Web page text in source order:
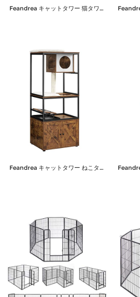
Feandrea キャットタワー 猫タワー 麻紐 下部に爪とぎボード用意 子猫 シニアも遊べる 段差あり NPCT60M
Feandrea キャットタワー ねこタワー 猫皿 猫用キャビネット 多頭飼い 大型猫対応 サイズ 61x50x152cm PCT312